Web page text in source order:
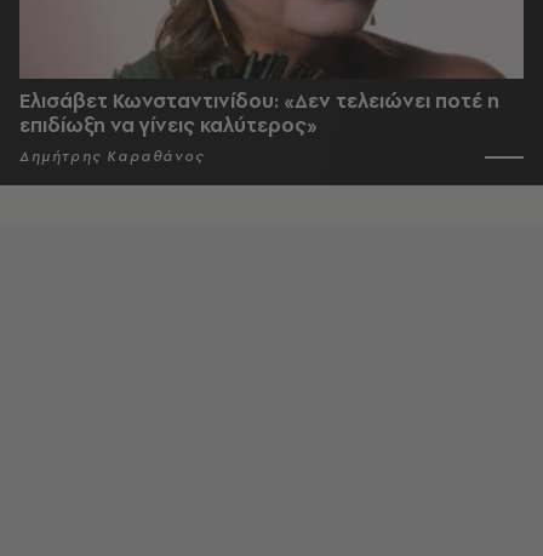
Ελισάβετ Κωνσταντινίδου: «Δεν τελειώνει ποτέ η
επιδίωξη να γίνεις καλύτερος»
Δημήτρης Καραθάνος